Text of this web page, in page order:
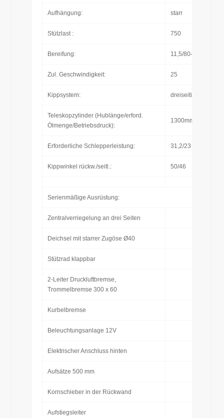
Aufhängung: starr
Stützlast : 750
Bereifung: 11,5/80-15,3
Zul. Geschwindigkeit: 25
Kippsystem: dreiseitig
Teleskopzylinder (Hublänge/erford.
Ölmenge/Betriebsdruck):
1300mm/8L/160bar
Erforderliche Schlepperleistung: 31,2/23
Kippwinkel rückw./seitl.: 50/46
Serienmäßige Ausrüstung:
Zentralverriegelung an drei Seiten
Deichsel mit starrer Zugöse Ø40
Stützrad klappbar
2-Leiter Druckluftbremse,
Trommelbremse 300 x 60
Kurbelbremse
Beleuchtungsanlage 12V
Elektrischer Anschluss hinten
Aufsätze 500 mm
Kornschieber in der Rückwand
Aufstiegsleiter